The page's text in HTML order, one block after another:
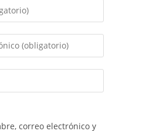
correo electrónico y